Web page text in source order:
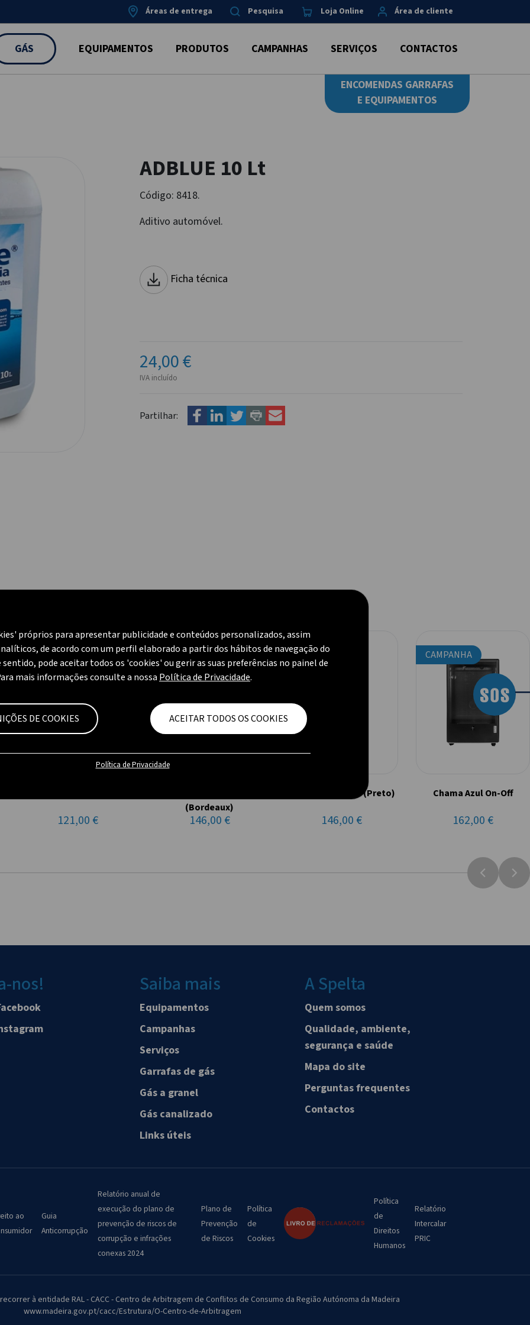
Áreas de entrega Pesquisa Loja Online Área de cliente
GÁS EQUIPAMENTOS PRODUTOS CAMPANHAS SERVIÇOS CONTACTOS
ENCOMENDAS GARRAFAS
E EQUIPAMENTOS
―
ADBLUE 10 Lt
Código: 8418.
Aditivo automóvel.
Ficha técnica
24,00 €
IVA incluído
Partilhar:
CAMPANHA
121,00 €
CAMPANHA
(Bordeaux)
146,00 €
CAMPANHA
Chama Azul CHIC (Preto)
146,00 €
CAMPANHA
Chama Azul On-Off
162,00 €
nos! Saiba mais
Equipamentos
Campanhas
Serviços
Garrafas de gás
Gás a granel
Gás canalizado
Links úteis
A Spelta
Quem somos
Qualidade, ambiente,
segurança e saúde
Mapa do site
Perguntas frequentes
Contactos
ao
Guia
Anticorrupção
Relatório anual de
execução do plano de
prevenção de riscos de
corrupção e infrações
conexas 2024
Plano de
Prevenção
de Riscos
Política
de
Cookies
Política
de
Direitos
Humanos
Relatório
Intercalar
PRIC
à entidade RAL - CACC - Centro de Arbitragem de Conflitos de Consumo da Região Autónoma da Madeira
www.madeira.gov.pt/cacc/Estrutura/O-Centro-de-Arbitragem
próprios para apresentar publicidade e conteúdos personalizados, assim
de acordo com um perfil elaborado a partir dos hábitos de navegação do
pode aceitar todos os 'cookies' ou gerir as suas preferências no painel de
mais informações consulte a nossa Política de Privacidade.
DE COOKIES ACEITAR TODOS OS COOKIES
Política de Privacidade